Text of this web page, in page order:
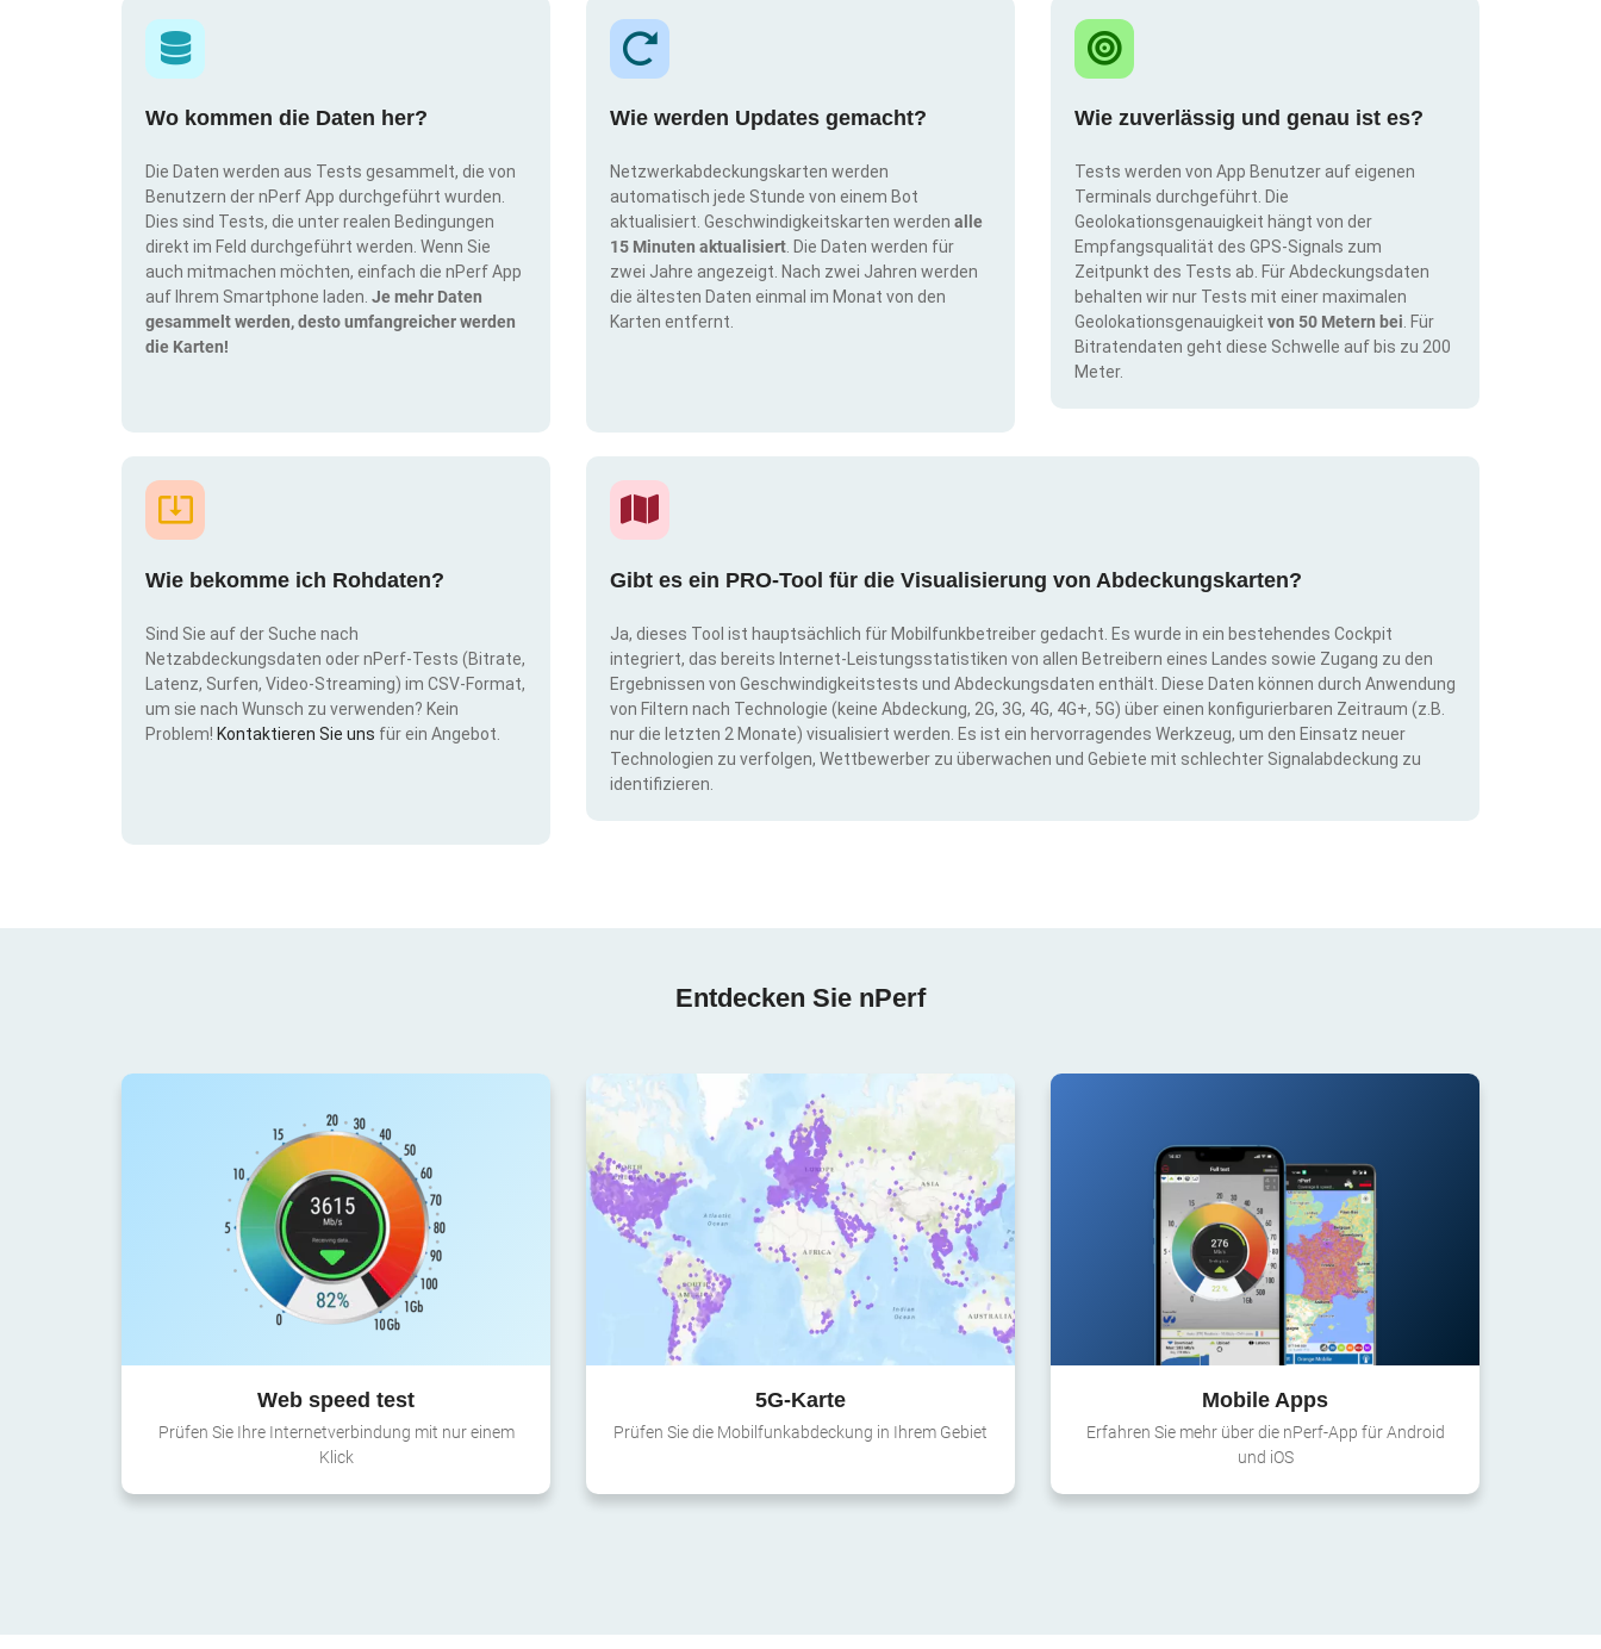
Wo kommen die Daten her?
Die Daten werden aus Tests gesammelt, die von
Benutzern der nPerf App durchgeführt wurden.
Dies sind Tests, die unter realen Bedingungen
direkt im Feld durchgeführt werden. Wenn Sie
auch mitmachen möchten, einfach die nPerf App
auf Ihrem Smartphone laden. Je mehr Daten
gesammelt werden, desto umfangreicher werden
die Karten!
Wie werden Updates gemacht?
Netzwerkabdeckungskarten werden
automatisch jede Stunde von einem Bot
aktualisiert. Geschwindigkeitskarten werden alle
15 Minuten aktualisiert . Die Daten werden für
zwei Jahre angezeigt. Nach zwei Jahren werden
die ältesten Daten einmal im Monat von den
Karten entfernt.
Wie zuverlässig und genau ist es?
Tests werden von App Benutzer auf eigenen
Terminals durchgeführt. Die
Geolokationsgenauigkeit hängt von der
Empfangsqualität des GPS-Signals zum
Zeitpunkt des Tests ab. Für Abdeckungsdaten
behalten wir nur Tests mit einer maximalen
Geolokationsgenauigkeit von 50 Metern bei . Für
Bitratendaten geht diese Schwelle auf bis zu 200
Meter.
Wie bekomme ich Rohdaten?
Sind Sie auf der Suche nach
Netzabdeckungsdaten oder nPerf-Tests (Bitrate,
Latenz, Surfen, Video-Streaming) im CSV-Format,
um sie nach Wunsch zu verwenden? Kein
Problem! Kontaktieren Sie uns für ein Angebot.
Gibt es ein PRO-Tool für die Visualisierung von Abdeckungskarten?
Ja, dieses Tool ist hauptsächlich für Mobilfunkbetreiber gedacht. Es wurde in ein bestehendes Cockpit
integriert, das bereits Internet-Leistungsstatistiken von allen Betreibern eines Landes sowie Zugang zu den
Ergebnissen von Geschwindigkeitstests und Abdeckungsdaten enthält. Diese Daten können durch Anwendung
von Filtern nach Technologie (keine Abdeckung, 2G, 3G, 4G, 4G+, 5G) über einen konfigurierbaren Zeitraum (z.B.
nur die letzten 2 Monate) visualisiert werden. Es ist ein hervorragendes Werkzeug, um den Einsatz neuer
Technologien zu verfolgen, Wettbewerber zu überwachen und Gebiete mit schlechter Signalabdeckung zu
identifizieren.
Entdecken Sie nPerf
Web speed test
Prüfen Sie Ihre Internetverbindung mit nur einem
Klick
5G-Karte
Prüfen Sie die Mobilfunkabdeckung in Ihrem Gebiet
Mobile Apps
Erfahren Sie mehr über die nPerf-App für Android
und iOS